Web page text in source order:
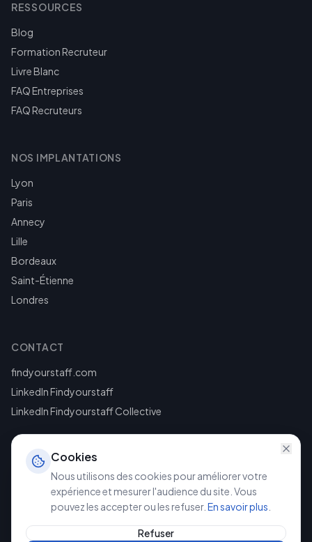
RESSOURCES
Blog
Formation Recruteur
Livre Blanc
FAQ Entreprises
FAQ Recruteurs
NOS IMPLANTATIONS
Lyon
Paris
Annecy
Lille
Bordeaux
Saint-Étienne
Londres
CONTACT
findyourstaff.com
LinkedIn Findyourstaff
LinkedIn Findyourstaff Collective
©2026Findyourstaff. Tous droits réservés.
Politique de confidentialité
Cookies
Nous utilisons des cookies pour améliorer votre
expérience et mesurer l'audience du site. Vous
pouvez les accepter ou les refuser. En savoir plus
Refuser